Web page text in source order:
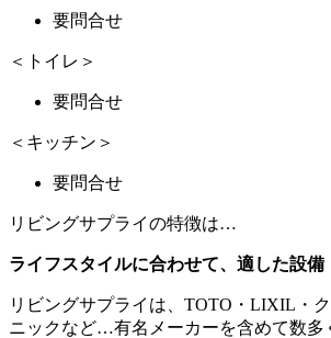
要問合せ
＜トイレ＞
要問合せ
＜キッチン＞
要問合せ
リビングサプライの特徴は…
ライフスタイルに合わせて、適した設備
リビングサプライは、TOTO・LIXIL・
ニックなど…有名メーカーを含めて数多